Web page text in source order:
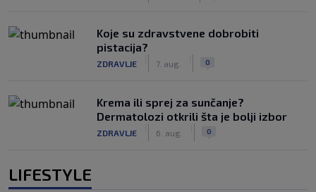
Koje su zdravstvene dobrobiti
pistacija?
ZDRAVLJE 7. aug. 0
Krema ili sprej za sunčanje?
Dermatolozi otkrili šta je bolji izbor
ZDRAVLJE 6. aug. 0
LIFESTYLE